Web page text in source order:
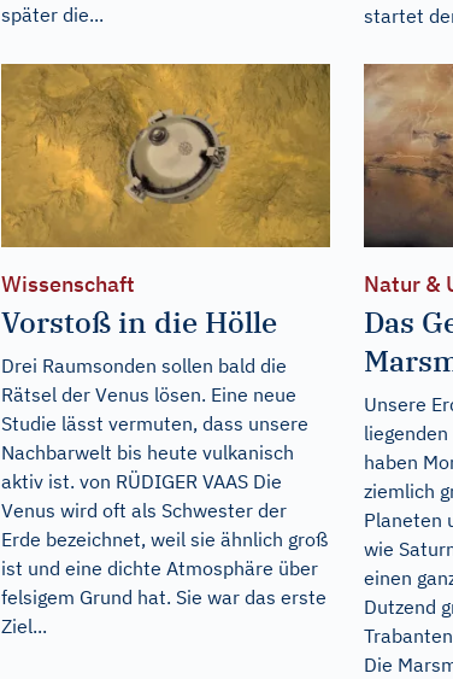
später die...
startet
Wissenschaft
Vorstoß in die Hölle
Drei Raumsonden sollen bald die
Rätsel der Venus lösen. Eine neue
Studie lässt vermuten, dass unsere
Nachbarwelt bis heute vulkanisch
aktiv ist. von RÜDIGER VAAS Die
Venus wird oft als Schwester der
Erde bezeichnet, weil sie ähnlich groß
ist und eine dichte Atmosphäre über
felsigem Grund hat. Sie war das erste
Ziel...
Natur &
Das
Unsere
haben
ziemlich
Planeten
wie
einen
Dutzend
Die